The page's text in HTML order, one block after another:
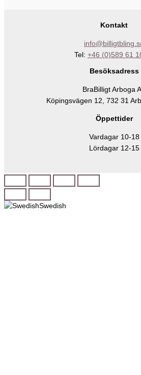
Kontakt
Tel: +46 (0)589 61
Besöksadress
BraBilligt Arboga
Köpingsvägen 12, 732 31
Öppettider
Vardagar 10-18
Lördagar 12-15
Swedish